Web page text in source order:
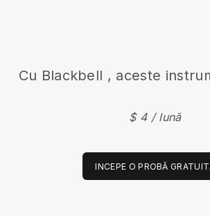
Cu Blackbell , aceste
$ 4 / lună
INCEPE O PROBĂ